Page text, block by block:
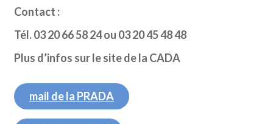
Contact :
Tél. 03 20 66 58 24 ou 03 20 45 48 48
Plus d’infos sur le site de la CADA
mail de la PRADA